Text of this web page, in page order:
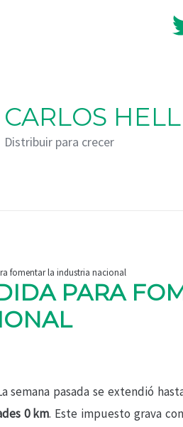
CARLOS
Distribuir para crecer
fomentar la industria nacional
PARA
semana pasada se extendió
0 km. Este impuesto grava